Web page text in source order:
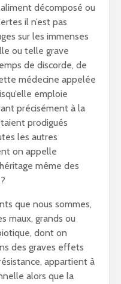
décomposé ou
il n’est pas
sur les immenses
ou telle grave
de discorde, de
médecine appelée
emploie
précisément à la
prodigués
les autres
on appelle
même des
que nous sommes,
maux, grands ou
dont on
des graves effets
appartient à
alors que la